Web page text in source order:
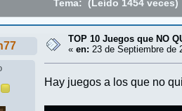
Tema: (Leído 1454 veces)
TOP 10 Juegos que NO
« en: 23 de Septiembre de
Hay juegos a los que no